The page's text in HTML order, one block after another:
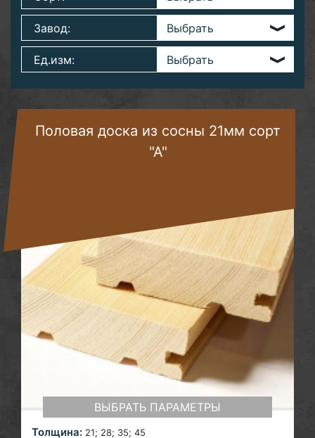
Завод:
Ед.изм:
Половая доска из сосны 21мм сорт
"А"
ВЫБРАТЬ ПАРАМЕТРЫ
Толщина: 21; 28; 35; 45